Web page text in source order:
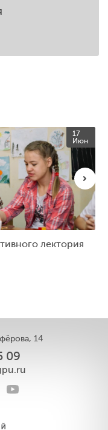
17
Июн
лектория
14
09